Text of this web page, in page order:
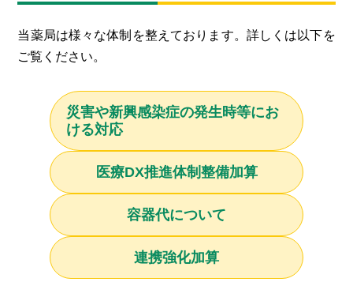
当薬局は様々な体制を整えております。詳しくは以下を
ご覧ください。
災害や新興感染症の発生時等にお
ける対応
医療DX推進体制整備加算
容器代について
連携強化加算